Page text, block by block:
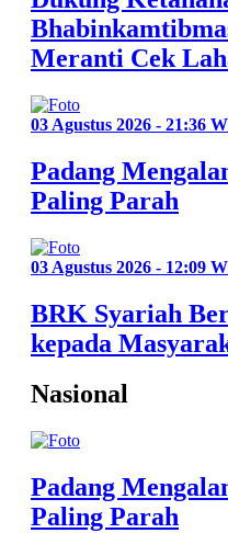
Meranti Cek
03 Agustus 2026 - 21:36
Padang
Paling Parah
03 Agustus 2026 - 12:09
BRK Syariah
kepada
Nasional
Padang
Paling Parah